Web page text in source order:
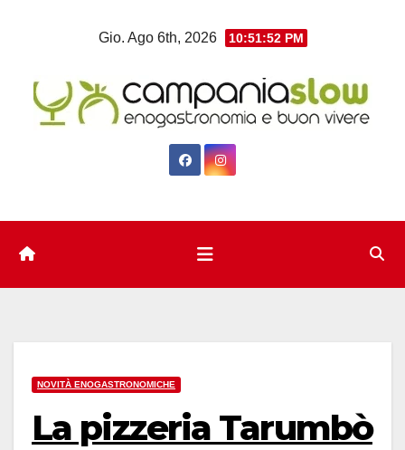
Gio. Ago 6th, 2026 10:51:53 PM
NOVITÀ ENOGASTRONOMICHE
La pizzeria Tarumbò